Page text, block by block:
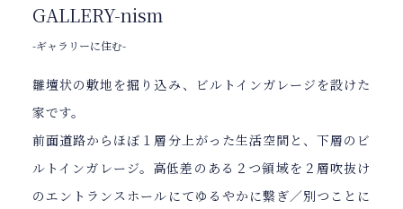
GALLERY-nism
-ギャラリーに住む-
雛壇状の敷地を掘り込み、ビルトインガレージを設けた
家です。
前面道路からほぼ１層分上がった生活空間と、下層のビ
ルトインガレージ。高低差のある２つ領域を２層吹抜け
のエントランスホールにてゆるやかに繋ぎ／別つことに